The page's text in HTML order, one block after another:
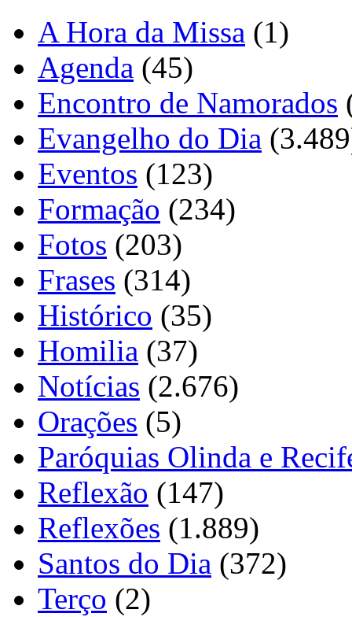
A Hora da Missa (1)
Agenda (45)
Encontro de Namorados
Evangelho do Dia
Eventos (123)
Formação (234)
Fotos (203)
Frases (314)
Histórico (35)
Homilia (37)
Notícias (2.676)
Orações (5)
Paróquias Olinda e
Reflexão (147)
Reflexões (1.889)
Santos do Dia (372)
Terço (2)